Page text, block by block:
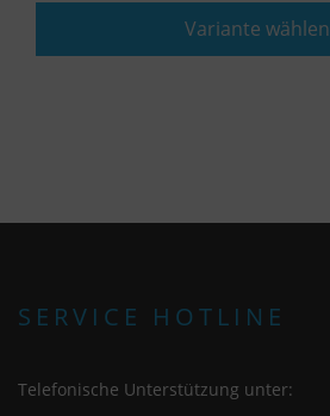
Variante wählen
SERVICE HOTLINE
Telefonische Unterstützung unter: